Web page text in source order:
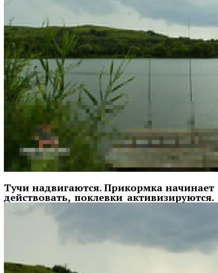
Тучи надвигаются. Прикормка начинает
действовать, поклевки активизируются.